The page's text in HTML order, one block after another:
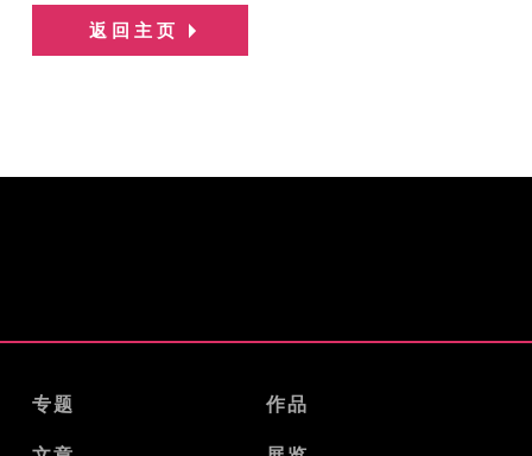
返回主页
专题 作品